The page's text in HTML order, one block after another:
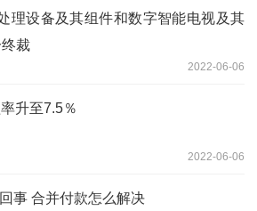
理设备及其组件和数字智能电视及其
裁
2022-06-06
升至7.5％
2022-06-06
事 合并付款怎么解决